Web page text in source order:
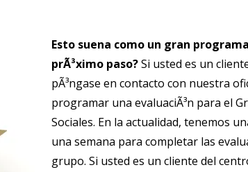
Esto suena como un gran
prÃ³ximo paso?Si usted es un
pÃ³ngase en contacto con nuestra
programar una evaluaciÃ³n para el
Sociales. En la actualidad, tenemos
una semana para completar las
grupo. Si usted es un cliente del